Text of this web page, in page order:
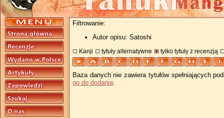
Filtrowanie:
Autor opisu: Satoshi
Kanji tytuły alternatywne tylko tytuły z recenzją
Baza danych nie zawiera tytułów spełniających
go do dodania.